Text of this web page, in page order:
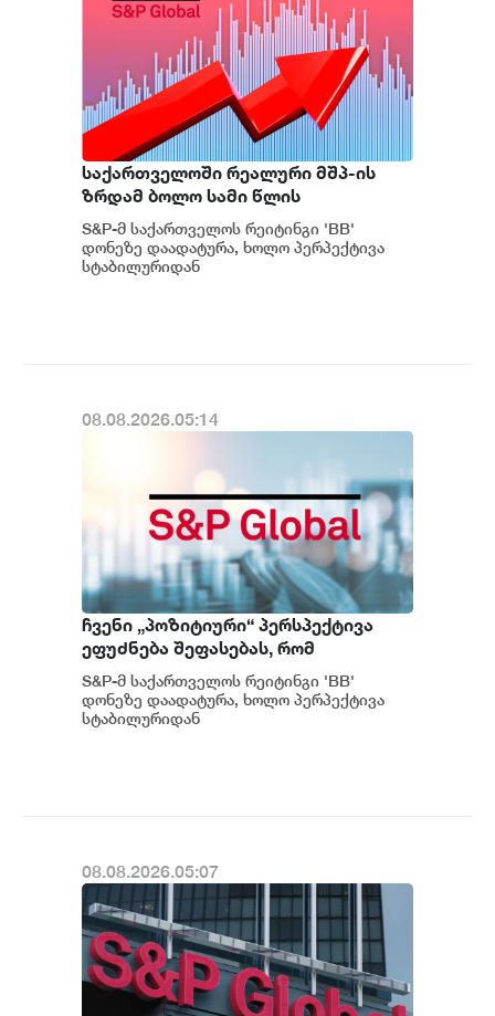
საქართველოში რეალური მშპ-ის
ზრდამ ბოლო სამი წლის
განმავლობაში საშუალოდ 8.3%
შეადგინა, რაც მსოფლიოში ერთ-
ერთი ყველაზე მაღალი
S&P-მ საქართველოს რეიტინგი 'BB'
დონეზე დაადატურა, ხოლო პერპექტივა
სტაბილურიდან
08.08.2026.05:14
ჩვენი „პოზიტიური“ პერსპექტივა
ეფუძნება შეფასებას, რომ
საქართველოს მაკროეკონომიკური
ფუნდამენტური მაჩვენებლების
მდგრადი გაძლიერების ტენდენცია
S&P-მ საქართველოს რეიტინგი 'BB'
დონეზე დაადატურა, ხოლო პერპექტივა
სტაბილურიდან
08.08.2026.05:07